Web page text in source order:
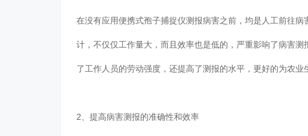
在没有应用便携式孢子捕捉仪测报病害之前，均是人工前往病
计，不仅仅工作量大，而且效率也是低的，严重影响了病
了工作人员的劳动强度，还提高了测报的水平，更好的为农业生
2、提高病害测报的准确性和效率